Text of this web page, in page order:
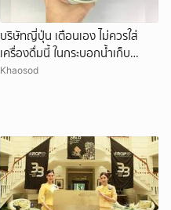
บริษัทญี่ปุ่น เตือนเอง ไม่ควรใส่
เครื่องดื่มนี้ ในกระบอกน้ำเก็บ
อุณหภูมิ เสี่ยงเสียหายง่าย
Khaosod